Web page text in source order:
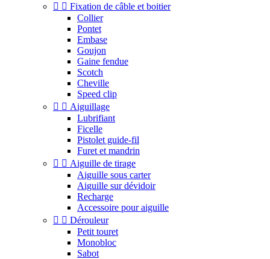
  Fixation de câble et boitier
Collier
Pontet
Embase
Goujon
Gaine fendue
Scotch
Cheville
Speed clip
  Aiguillage
Lubrifiant
Ficelle
Pistolet guide-fil
Furet et mandrin
  Aiguille de tirage
Aiguille sous carter
Aiguille sur dévidoir
Recharge
Accessoire pour aiguille
  Dérouleur
Petit touret
Monobloc
Sabot